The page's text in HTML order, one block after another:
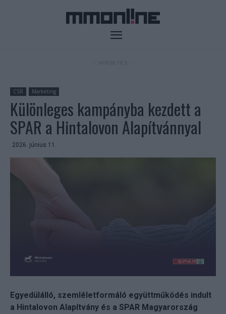
CSR Marketing
Különleges kampányba kezdett a
SPAR a Hintalovon Alapítvánnyal
2026. június 11.
Egyedülálló, szemléletformáló együttműködés indult
a Hintalovon Alapítvány és a SPAR Magyarország